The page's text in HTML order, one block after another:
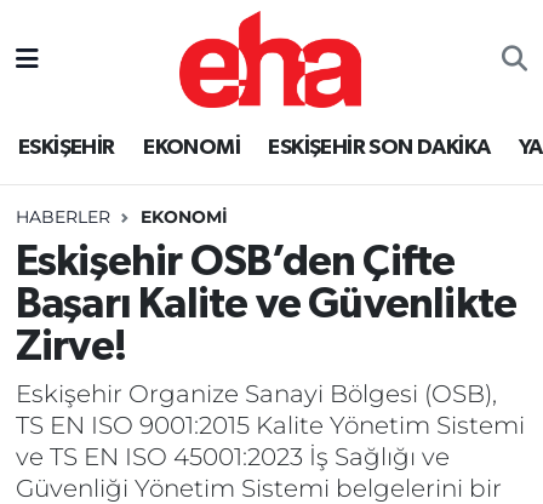
ESKİŞEHİR EKONOMİ ESKİŞEHİR SON DAKİKA
HABERLER EKONOMİ
Eskişehir OSB’den Çifte
Başarı Kalite ve Güvenlikte
Zirve!
Eskişehir Organize Sanayi Bölgesi (OSB),
TS EN ISO 9001:2015 Kalite Yönetim Sistemi
ve TS EN ISO 45001:2023 İş Sağlığı ve
Güvenliği Yönetim Sistemi belgelerini bir